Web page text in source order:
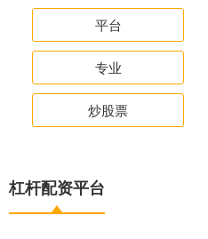
平台
专业
炒股票
杠杆配资平台